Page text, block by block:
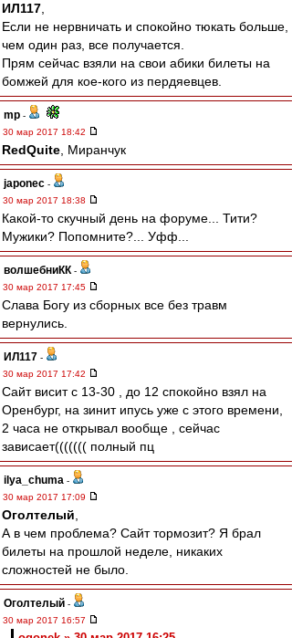
ИЛ117
Если не нервничать и спокойно тюкать больше,
чем один раз, все получается.
Прям сейчас взяли на свои абики билеты на
бомжей для кое-кого из пердяевцев.
mp -
30 мар 2017 18:42
RedQuite , Миранчук
japonec -
30 мар 2017 18:38
Какой-то скучный день на форуме... Тити?
Мужики? Попомните?... Уфф...
волшебниКК -
30 мар 2017 17:45
Слава Богу из сборных все без травм
вернулись.
ИЛ117 -
30 мар 2017 17:42
Сайт висит с 13-30 , до 12 спокойно взял на
Оренбург, на зинит ипусь уже с этого времени,
2 часа не открывал вообще , сейчас
зависает((((((( полный пц
ilya_chuma -
30 мар 2017 17:09
Оголтелый
А в чем проблема? Сайт тормозит? Я брал
билеты на прошлой неделе, никаких
сложностей не было.
Оголтелый -
30 мар 2017 16:57